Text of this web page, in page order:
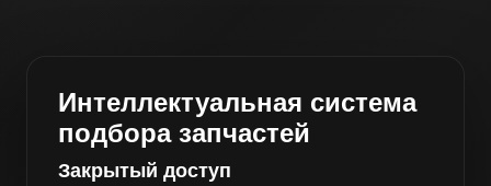
Интеллектуальная система
подбора запчастей
Закрытый доступ